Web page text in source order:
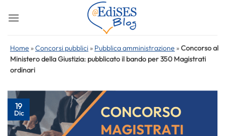
Home »Concorsi pubblici » Pubblica amministrazione »Concorso al
Ministero della Giustizia: pubblicato il bando per 350 Magistrati
ordinari
19
Dic